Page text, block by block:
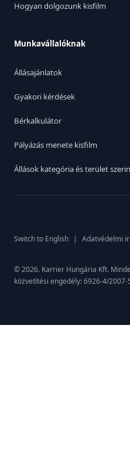
Hogyan dolgozunk kisfilm
Munkavállalóknak
Állásajánlatok
Gyakori kérdések
Bérkalkulátor
Pályázás menete kisfilm
Állások kategória és terület
Switch to English | Adatvédelmi
© 2026. Karrier Hungária Kft.
közvetítési engedély: 6926-4/